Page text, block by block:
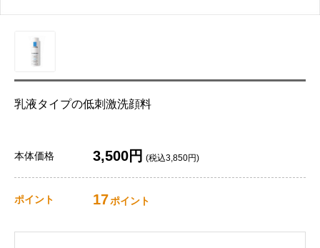
乳液タイプの低刺激洗顔料
本体価格 3,500円 (税込3,850円)
ポイント 17ポイント